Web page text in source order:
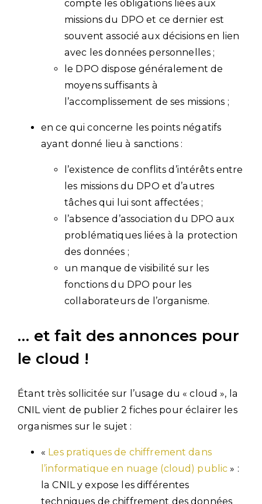
compte les obligations liées aux
missions du DPO et ce dernier est
souvent associé aux décisions en lien
avec les données personnelles ;
le DPO dispose généralement de
moyens suffisants à
l’accomplissement de ses missions ;
en ce qui concerne les points négatifs
ayant donné lieu à sanctions :
l’existence de conflits d’intérêts entre
les missions du DPO et d’autres
tâches qui lui sont affectées ;
l’absence d’association du DPO aux
problématiques liées à la protection
des données ;
un manque de visibilité sur les
fonctions du DPO pour les
collaborateurs de l’organisme.
… et fait des annonces pour
le cloud !
Étant très sollicitée sur l’usage du « cloud », la
CNIL vient de publier 2 fiches pour éclairer les
organismes sur le sujet :
« Les pratiques de chiffrement dans
l’informatique en nuage (cloud) public » :
la CNIL y expose les différentes
techniques de chiffrement des données